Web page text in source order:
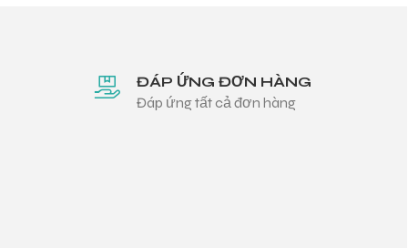
ĐÁP ỨNG ĐƠN HÀNG
Đáp ứng tất cả đơn hàng